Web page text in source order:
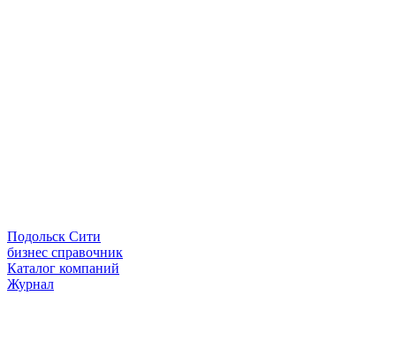
Подольск Сити
бизнес справочник
Каталог компаний
Журнал